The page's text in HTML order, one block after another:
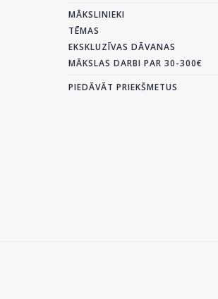
MĀKSLINIEKI
TĒMAS
EKSKLUZĪVAS DĀVANAS
MĀKSLAS DARBI PAR 30-300€
PIEDĀVĀT PRIEKŠMETUS